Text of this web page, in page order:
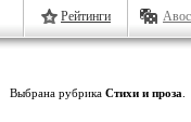
Рейтинги
Выбрана рубрика Стихи и проза